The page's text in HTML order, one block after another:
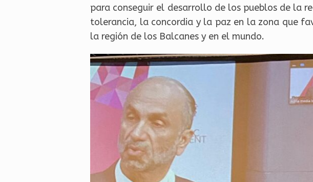
para conseguir el desarrollo de los pueblos de la
tolerancia, la concordia y la paz en la zona que
la región de los Balcanes y en el mundo.